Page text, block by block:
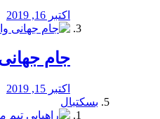
اکتبر 16, 2019
جام جهانی
اکتبر 15, 2019
بسکتبال